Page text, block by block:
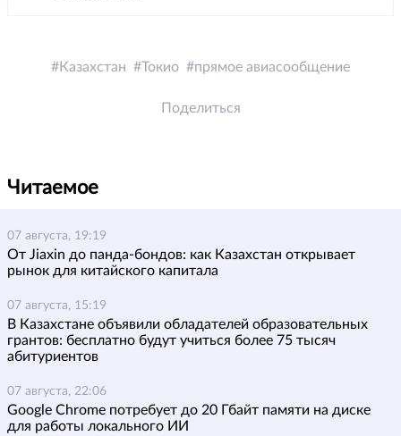
Казахстан Токио прямое авиасообщение
Поделиться
Читаемое
07 августа, 19:19
От Jiaxin до панда-бондов: как Казахстан открывает
рынок для китайского капитала
07 августа, 15:19
В Казахстане объявили обладателей образовательных
грантов: бесплатно будут учиться более 75 тысяч
абитуриентов
07 августа, 22:06
Google Chrome потребует до 20 Гбайт памяти на диске
для работы локального ИИ